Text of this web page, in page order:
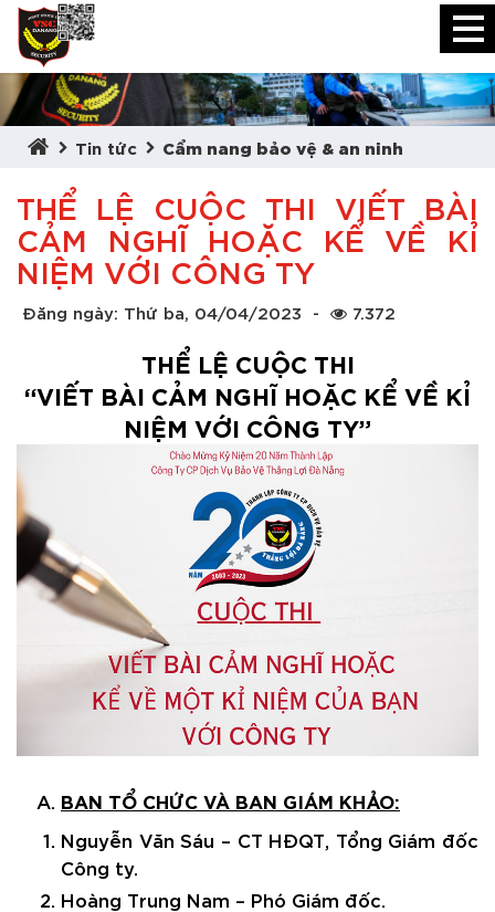
Tin tức Cẩm nang bảo vệ & an ninh
THỂ LỆ CUỘC THI VIẾT BÀI
CẢM NGHĨ HOẶC KỂ VỀ KỈ
NIỆM VỚI CÔNG TY
Đăng ngày: Thứ ba, 04/04/2023 - 7.372
THỂ LỆ CUỘC THI
“VIẾT BÀI CẢM NGHĨ HOẶC KỂ VỀ KỈ
NIỆM VỚI CÔNG TY”
BAN TỔ CHỨC VÀ BAN GIÁM KHẢO:
Nguyễn Văn Sáu – CT HĐQT, Tổng Giám đốc
Công ty.
Hoàng Trung Nam – Phó Giám đốc.